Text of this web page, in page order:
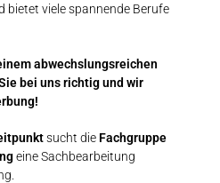
bietet viele spannende Berufe
abwechslungsreichen
bei uns richtig und wir
sucht die Fachgruppe
eine Sachbearbeitung